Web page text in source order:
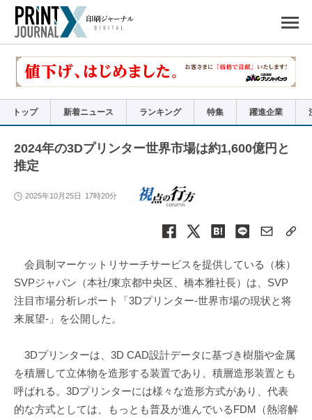
で
リ
トップ 新着ニュース ランキング 特集 躍進企業
2024年の3Dプリンター世界市場は約1,600億円と
推定
2025年10月25日 17時20分
会員制マーケットリサーチサービスを提供している（株）
SVPジャパン（本社/東京都中央区、橋本雅社長）は、SVP
注目市場分析レポート「3Dプリンター-世界市場の現状と将
来展望-」を公開した。
3Dプリンターは、3D CAD設計データに基づき樹脂や金属
を積層して立体物を造形する装置であり、積層造形装置とも
呼ばれる。3Dプリンターには様々な造形方式があり、代表
的な方式としては、もっとも普及が進んでいるFDM（熱溶解